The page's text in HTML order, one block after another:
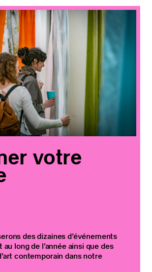
votre
des dizaines d’événements
long de l’année ainsi que des
contemporain dans notre